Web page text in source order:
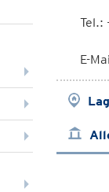
Tel.:
E-